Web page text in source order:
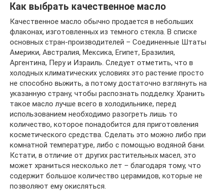
Как выбрать качественное масло
Качественное масло обычно продается в небольших
флаконах, изготовленных из темного стекла. В списке
основных стран-производителей – Соединенные Штаты
Америки, Австралия, Мексика, Египет, Бразилия,
Аргентина, Перу и Израиль. Следует отметить, что в
холодных климатических условиях это растение просто
не способно выжить, а потому достаточно взглянуть на
указанную страну, чтобы распознать подделку. Хранить
такое масло лучше всего в холодильнике, перед
использованием необходимо разогреть лишь то
количество, которое понадобится для приготовления
косметического средства. Сделать это можно либо при
комнатной температуре, либо с помощью водяной бани.
Кстати, в отличие от других растительных масел, это
может храниться несколько лет – благодаря тому, что
содержит большое количество церамидов, которые не
позволяют ему окисляться.